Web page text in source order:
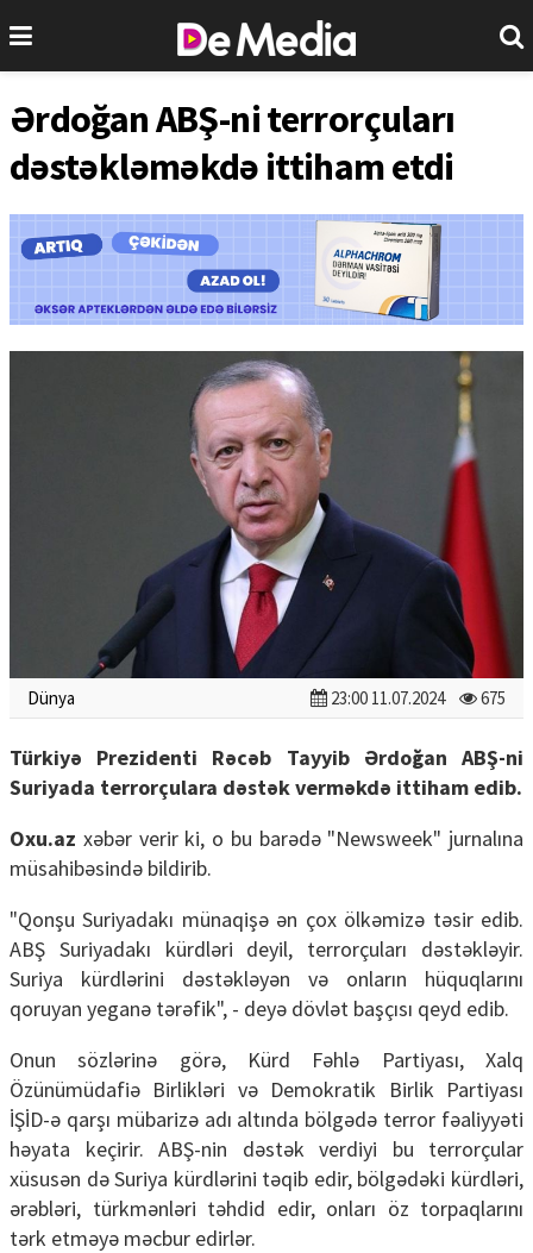
Ərdoğan ABŞ-ni terrorçuları
dəstəkləməkdə ittiham etdi
Dünya 23:00 11.07.2024 675
Türkiyə Prezidenti Rəcəb Tayyib Ərdoğan ABŞ-ni
Suriyada terrorçulara dəstək verməkdə ittiham edib.
Oxu.az xəbər verir ki, o bu barədə "Newsweek" jurnalına
müsahibəsində bildirib.
"Qonşu Suriyadakı münaqişə ən çox ölkəmizə təsir edib.
ABŞ Suriyadakı kürdləri deyil, terrorçuları dəstəkləyir.
Suriya kürdlərini dəstəkləyən və onların hüquqlarını
qoruyan yeganə tərəfik", - deyə dövlət başçısı qeyd edib.
Onun sözlərinə görə, Kürd Fəhlə Partiyası, Xalq
Özünümüdafiə Birlikləri və Demokratik Birlik Partiyası
İŞİD-ə qarşı mübarizə adı altında bölgədə terror fəaliyyəti
həyata keçirir. ABŞ-nin dəstək verdiyi bu terrorçular
xüsusən də Suriya kürdlərini təqib edir, bölgədəki kürdləri,
ərəbləri, türkmənləri təhdid edir, onları öz torpaqlarını
tərk etməyə məcbur edirlər.